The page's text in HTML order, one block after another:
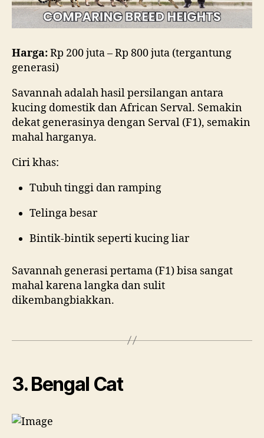
Harga:Rp 200 juta – Rp 800 juta (tergantung
generasi)
Savannah adalah hasil persilangan antara
kucing domestik dan African Serval. Semakin
dekat generasinya dengan Serval (F1), semakin
mahal harganya.
Ciri khas:
Tubuh tinggi dan ramping
Telinga besar
Bintik-bintik seperti kucing liar
Savannah generasi pertama (F1) bisa sangat
mahal karena langka dan sulit
dikembangbiakkan.
3. Bengal Cat